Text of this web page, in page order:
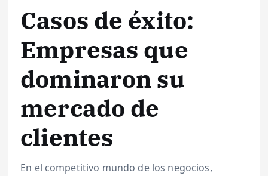
Casos de éxito:
Empresas que
dominaron su
mercado de
clientes
En el competitivo mundo de los negocios,